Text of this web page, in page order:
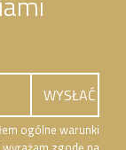
ogólne warunki